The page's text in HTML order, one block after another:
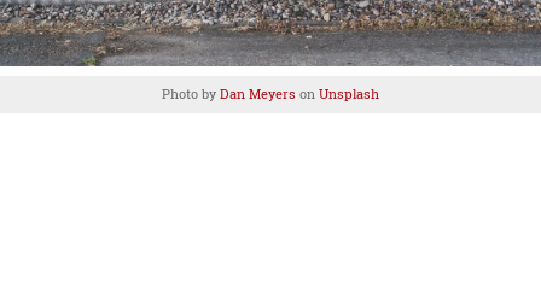
Photo by Dan Meyers on Unsplash